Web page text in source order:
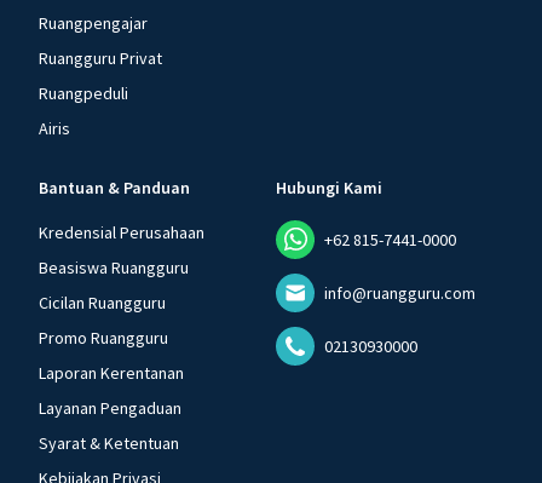
Ruangpengajar
Ruangguru Privat
Ruangpeduli
Airis
Bantuan & Panduan
Kredensial Perusahaan
Beasiswa Ruangguru
Cicilan Ruangguru
Promo Ruangguru
Laporan Kerentanan
Layanan Pengaduan
Syarat & Ketentuan
Kebijakan Privasi
Hubungi Kami
+62 815-7441-0000
info@ruangguru.com
02130930000